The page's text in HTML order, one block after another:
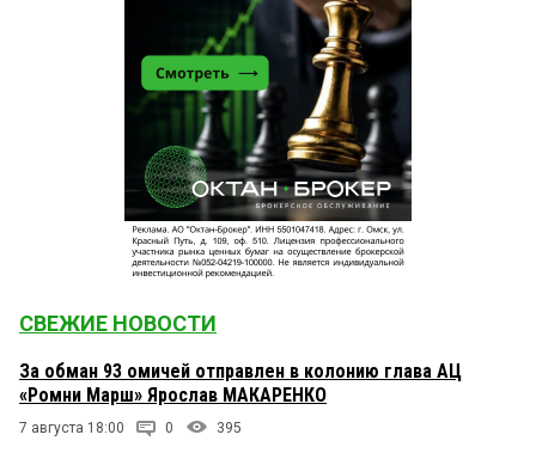
СВЕЖИЕ НОВОСТИ
За обман 93 омичей отправлен в колонию глава АЦ
«Ромни Марш» Ярослав МАКАРЕНКО
7 августа 18:00 0 395